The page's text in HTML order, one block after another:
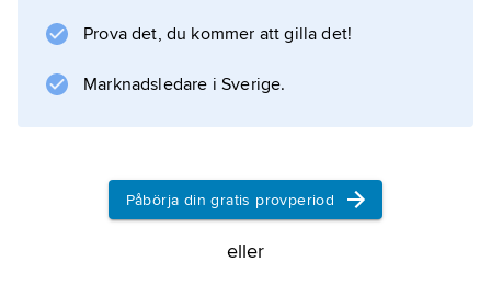
Prova det, du kommer att gilla det!
Marknadsledare i Sverige.
Påbörja din gratis provperiod
eller